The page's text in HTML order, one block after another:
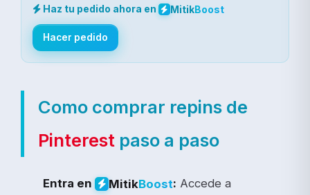
Haz tu pedido ahora en MitikBoost
Hacer pedido
Como comprar repins de
Pinterest paso a paso
Entra en MitikBoost: Accede a